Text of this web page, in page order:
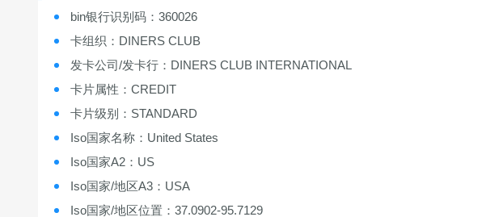
bin银行识别码：360026
卡组织：DINERS CLUB
发卡公司/发卡行：DINERS CLUB INTERNATIONAL
卡片属性：CREDIT
卡片级别：STANDARD
Iso国家名称：United States
Iso国家A2：US
Iso国家/地区A3：USA
Iso国家/地区位置：37.0902-95.7129